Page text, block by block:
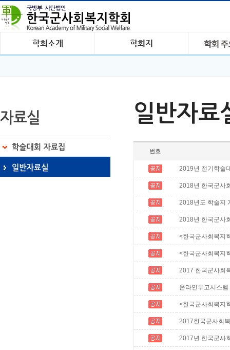
일반자료
번호
2019년 전기학술
2018년 한국군사
2018년도 학술지
2018년 한국군사
<한국군사회복지
<한국군사회복지
2017 한국군사회
온라인투고시스템
<한국군사회복지
2017한국군사회
2017년 한국군사